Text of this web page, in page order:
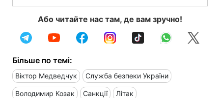
Або читайте нас там, де вам зручно!
Більше по темі:
Віктор Медведчук Служба безпеки України
Володимир Козак Санкції Літак